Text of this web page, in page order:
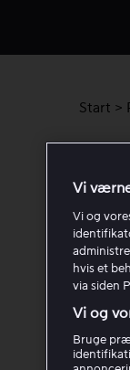
Start >
Følg
Vi
Vi og
hvis et
via siden
Vi og
Bruge